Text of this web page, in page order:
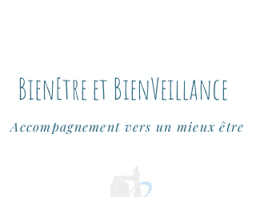
BienEtre etBienVeillance
Accompagnement vers un mieux être